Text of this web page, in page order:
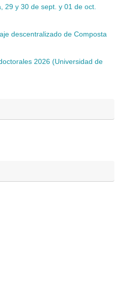
29 y 30 de sept. y 01 de oct.
descentralizado de Composta
2026 (Universidad de